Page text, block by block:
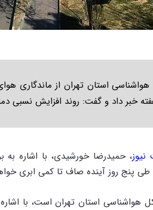
هواشناسی استان تهران از ماندگاری
خبر داد و گفت: روند افزایش نسبی
، حمیدرضا خورشیدی، با اشاره
طی پنج روز آینده صاف تا کمی ابری